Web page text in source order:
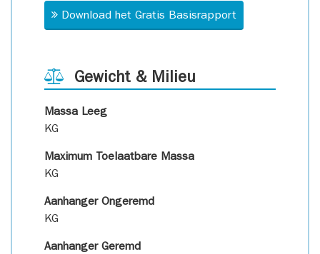
Download het Gratis Basisrapport
Gewicht & Milieu
Massa Leeg
KG
Maximum Toelaatbare Massa
KG
Aanhanger Ongeremd
KG
Aanhanger Geremd